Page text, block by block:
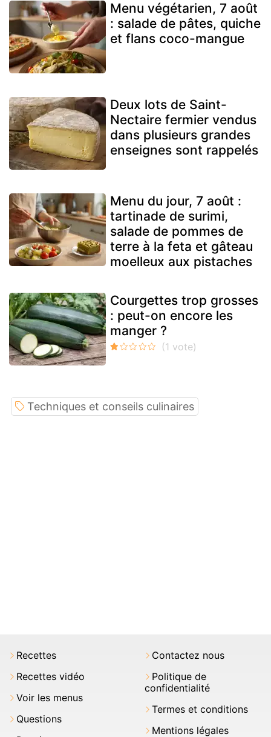
Menu végétarien, 7 août
: salade de pâtes, quiche
et flans coco-mangue
Deux lots de Saint-
Nectaire fermier vendus
dans plusieurs grandes
enseignes sont rappelés
Menu du jour, 7 août :
tartinade de surimi,
salade de pommes de
terre à la feta et gâteau
moelleux aux pistaches
Courgettes trop grosses
: peut-on encore les
manger ?
Techniques et conseils culinaires
Recettes
Recettes vidéo
Voir les menus
Questions
Contactez nous
Politique de
confidentialité
Termes et conditions
Mentions légales